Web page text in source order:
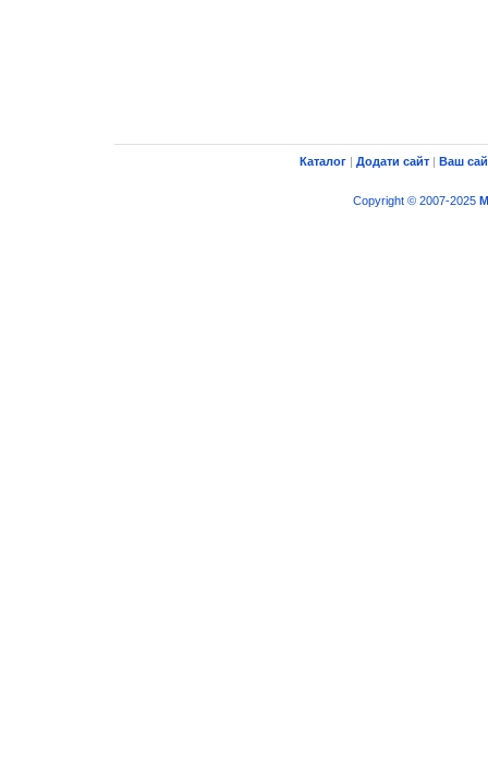
Каталог | Додати сайт | Ваш
Copyright © 2007-2025